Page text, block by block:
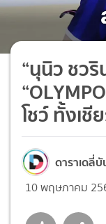
“นุนิว ชว
โชว์ ทั้งเชี
ดาราเดลี่บั
10 พฤษภาคม